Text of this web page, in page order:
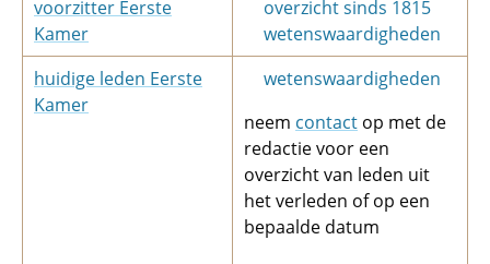
voorzitter Eerste
Kamer
overzicht sinds 1815
wetenswaardigheden
huidige leden Eerste
Kamer
wetenswaardigheden
neem contact op met de
redactie voor een
overzicht van leden uit
het verleden of op een
bepaalde datum